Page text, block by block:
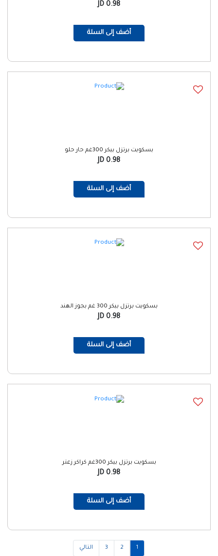
0.98 JD
أضف إلى السلة
بسكويت برتزل بيكر 300غم حار حلو
0.98 JD
أضف إلى السلة
بسكويت برتزل بيكر 300 غم بجوز الهند
0.98 JD
أضف إلى السلة
بسكويت برتزل بيكر 300غم كراكر زعتر
0.98 JD
أضف إلى السلة
1
2
3 التالي